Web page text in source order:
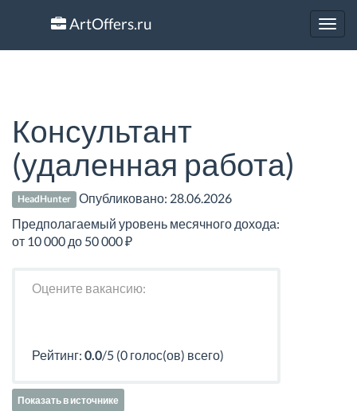
ArtOffers.ru
Консультант
(удаленная работа)
HeadHunter Опубликовано: 28.06.2026
Предполагаемый уровень месячного дохода:
от 10 000 до 50 000 ₽
Оцените вакансию:
Рейтинг: 0.0/5 (0 голос(ов) всего)
Показать в источнике